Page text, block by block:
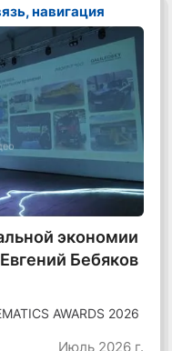
навигация
экономии
Бебяков
AWARDS 2026
Июль 2026 г.